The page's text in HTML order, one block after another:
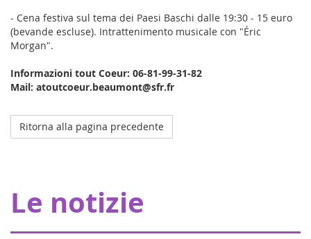
- Cena festiva sul tema dei Paesi Baschi dalle 19:30 - 15 euro
(bevande escluse). Intrattenimento musicale con "Éric
Morgan".
Informazioni tout Coeur: 06-81-99-31-82
Mail: atoutcoeur.beaumont@sfr.fr
Ritorna alla pagina precedente
Le notizie
sovvenzione di 20.000 euro che consente a Pharmavie di
allestire uno spazio dedicato ai piccoli malati di cancro,